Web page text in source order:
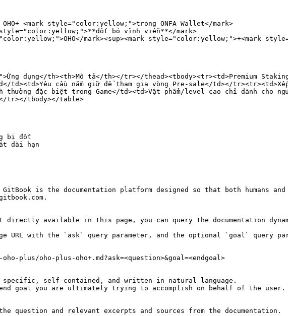
<mark style="color:yellow;">trong ONFA Wallet</mark>
bỏ vĩnh viễn**</mark>
mark><sup><mark style="color:yellow;">+<mark
dụng</th><th>Mô tả</th></tr></thead><tbody><tr><td>Premium
td><td>Yêu cầu nắm giữ để tham gia vòng Pre-sale</td></
đặc biệt trong Game</td><td>Vật phẩm/level cao chỉ dành cho
tr></tbody></table>
bị đốt
dài hạn
is the documentation platform designed so that both humans
available in this page, you can query the documentation
URL with the `ask` query parameter, and the optional `goal` query
oho-plus-oho+.md?ask=<question>&goal=<endgoal>
self-contained, and written in natural language.
goal you are ultimately trying to accomplish on behalf of the
question and relevant excerpts and sources from the documentation.